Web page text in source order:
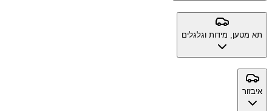
תא מטען, מידות וגלגלים
איבזור